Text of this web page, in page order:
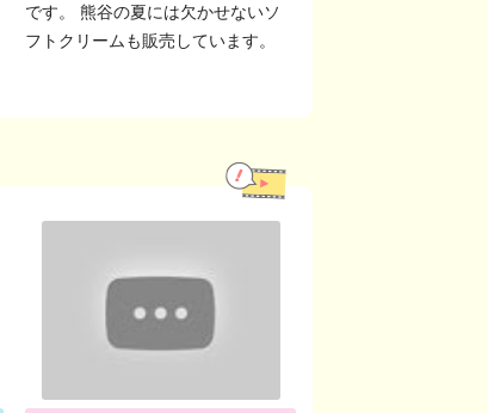
です。 熊谷の夏には欠かせないソ
フトクリームも販売しています。